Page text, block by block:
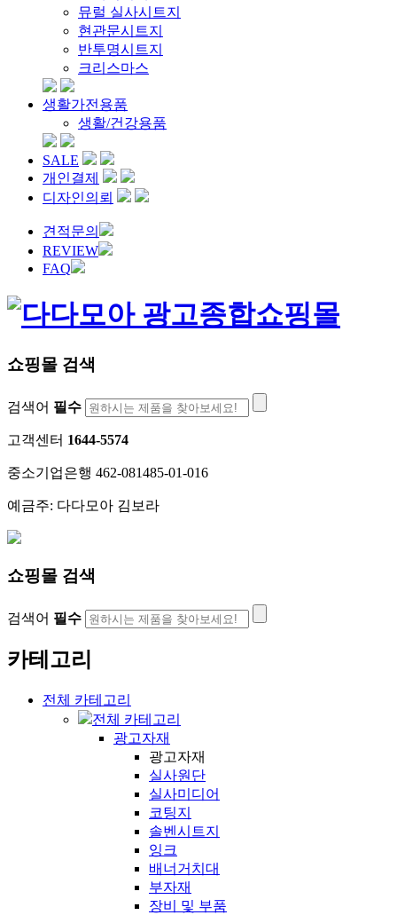
뮤럴 실사시트지
현관문시트지
반투명시트지
크리스마스
생활가전용품
생활/건강용품
SALE
개인결제
디자인의뢰
견적문의
REVIEW
FAQ
쇼핑몰 검색
검색어 필수
고객센터 1644-5574
중소기업은행 462-081485-01-016
예금주: 다다모아 김보라
쇼핑몰 검색
검색어 필수
카테고리
전체 카테고리
전체 카테고리
광고자재
광고자재
실사원단
실사미디어
코팅지
솔벤시트지
잉크
배너거치대
부자재
장비 및 부품